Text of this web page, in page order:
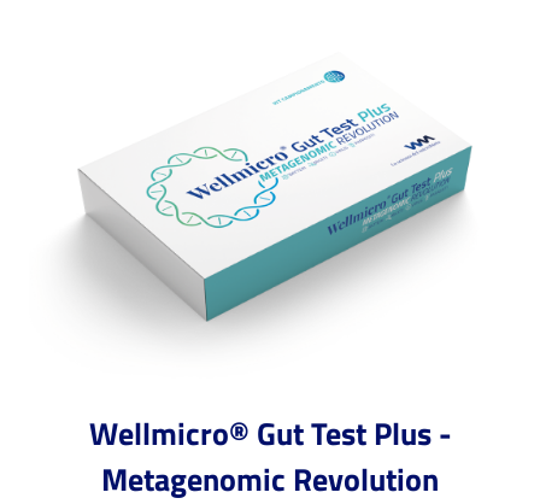
Wellmicro® Gut Test Plus -
Metagenomic Revolution